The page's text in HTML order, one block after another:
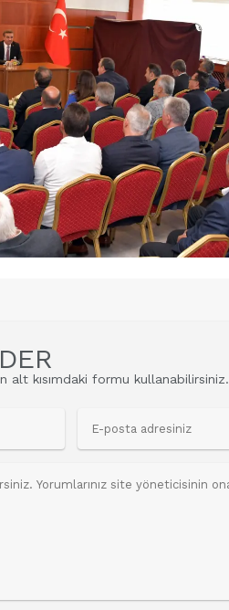
alt kısımdaki formu kullanabilirsiniz.